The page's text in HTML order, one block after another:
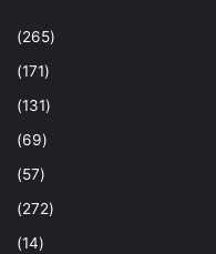
(265)
(171)
(131)
(69)
(57)
(272)
(14)